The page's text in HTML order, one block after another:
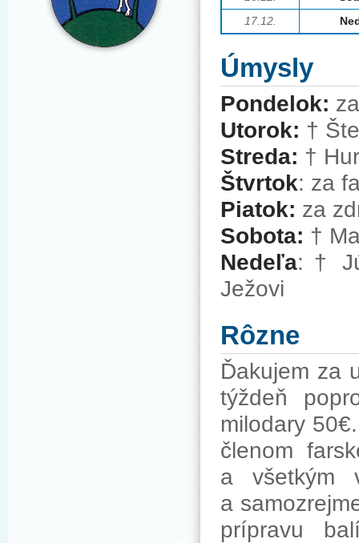
17.12.
Úmysly
Pondelok:
Utorok: †
Streda: †
Štvrtok: za
Piatok: za
Sobota: †
Nedeľa: †
Ježovi
Rôzne
Ďakujem za
týždeň
milodary
členom
a všetkým
a
prípravu